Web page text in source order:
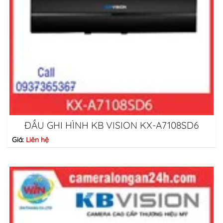
ĐẦU GHI HÌNH KB VISION KX-A7108SD6
Giá: Liên hệ